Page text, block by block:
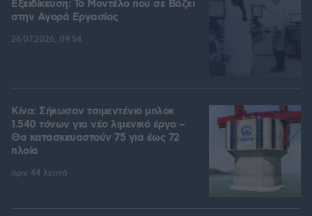
Εξειδίκευση: Το Mοντέλο που σε Bάζει
στην Aγορά Eργασίας
26.07.2026, 09:54
Κίνα: Σήκωσαν τσιμεντένιο μπλοκ
1.540 τόνων για νέο λιμενικό έργο –
Θα κατασκευαστούν 75 για έως 72
πλοία
πριν 44 λεπτά